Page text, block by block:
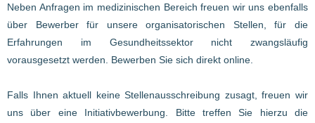
Neben Anfragen im medizinischen Bereich freuen wir uns ebenfalls
über Bewerber für unsere organisatorischen Stellen, für die
Erfahrungen im Gesundheitssektor nicht zwangsläufig
vorausgesetzt werden. Bewerben Sie sich direkt online.
Falls Ihnen aktuell keine Stellenausschreibung zusagt, freuen wir
uns über eine Initiativbewerbung. Bitte treffen Sie hierzu die